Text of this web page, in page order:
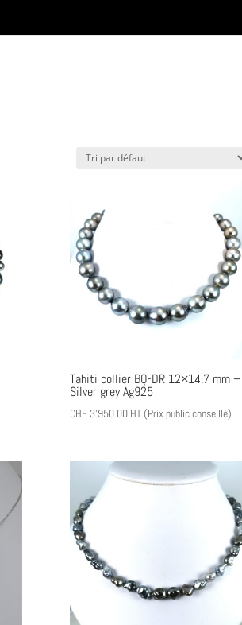
Tahiti collier BQ-DR 12×14.7 mm –
Silver grey Ag925
CHF3'950.00 HT (Prix public conseillé)